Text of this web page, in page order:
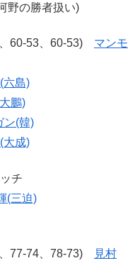
野の勝者扱い)
60-53、60-53) マンモ
六島)
鵬)
ン(韓)
大成)
チ
(三迫)
77-74、78-73)
見村